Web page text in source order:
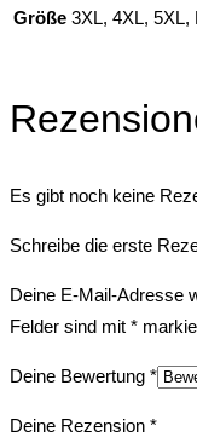
Größe 3XL, 4XL, 5XL,
Es gibt noch keine
Schreibe die erste
Deine E-Mail-Adresse
Felder sind mit *
Deine Bewertung *
Deine Rezension *